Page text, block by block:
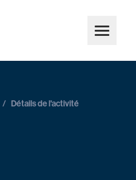
/ Détails de l'activité